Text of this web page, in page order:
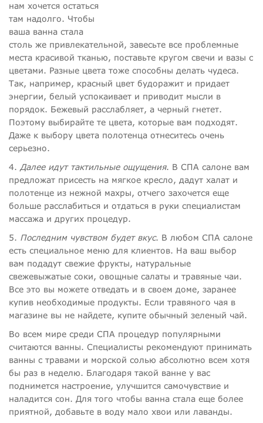
нам хочется остаться
там надолго. Чтобы
ваша ванна стала
столь же привлекательной, завесьте все проблемные
места красивой тканью, поставьте кругом свечи и вазы с
цветами. Разные цвета тоже способны делать чудеса.
Так, например, красный цвет будоражит и придает
энергии, белый успокаивает и приводит мысли в
порядок. Бежевый расслабляет, а черный гнетет.
Поэтому выбирайте те цвета, которые вам подходят.
Даже к выбору цвета полотенца отнеситесь очень
серьезно.
4. Далее идут тактильные ощущения. В СПА салоне вам
предложат присесть на мягкое кресло, дадут халат и
полотенце из нежной махры, отчего захочется еще
больше расслабиться и отдаться в руки специалистам
массажа и других процедур.
5. Последним чувством будет вкус. В любом СПА салоне
есть специальное меню для клиентов. На ваш выбор
вам подадут свежие фрукты, натуральные
свежевыжатые соки, овощные салаты и травяные чаи.
Все это вы можете отведать и в своем доме, заранее
купив необходимые продукты. Если травяного чая в
магазине вы не найдете, купите обычный зеленый чай.
Во всем мире среди СПА процедур популярными
считаются ванны. Специалисты рекомендуют принимать
ванны с травами и морской солью абсолютно всем хотя
бы раз в неделю. Благодаря такой ванне у вас
поднимется настроение, улучшится самочувствие и
наладится сон. Для того чтобы ванна стала еще более
приятной, добавьте в воду мало хвои или лаванды.